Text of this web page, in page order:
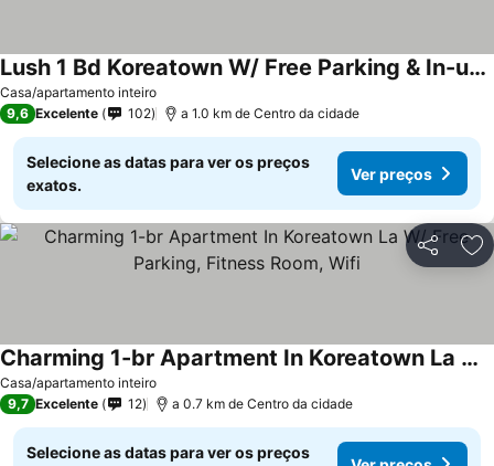
Casa/apartamento inteiro
Lush 1 Bd Koreatown W/ Free Parking & In-unit Laundry
9,6 Excelente 102 a 1.0 km de Centro da cidade
Selecione as datas para ver os preços
exatos.
Ver preços
Partilhar
Casa/apartamento inteiro
Charming 1-br Apartment In Koreatown La W/ Free Parking, Fitness Room, Wifi
9,7 Excelente 12 a 0.7 km de Centro da cidade
Selecione as datas para ver os preços